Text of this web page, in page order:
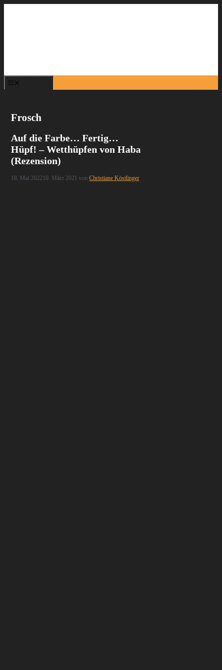
Frosch
Auf die Farbe… Fertig…
Hüpf! – Wetthüpfen von Haba
(Rezension)
18. Mai 202210. März 2021 vonChristiane Köstlinger